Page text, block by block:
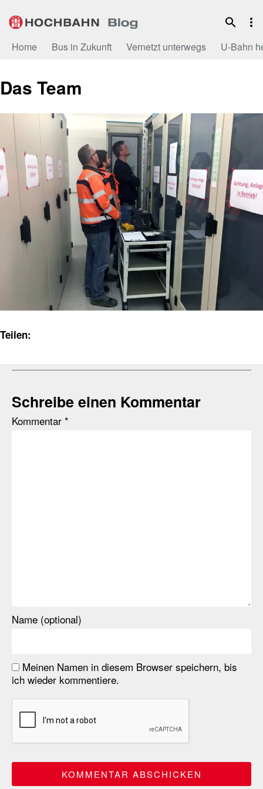
Inhalt
Home Bus in Zukunft Vernetzt unterwegs U-Bahn
Das Team
Teilen:
Schreibe einen Kommentar
Kommentar *
Name (optional)
Meinen Namen in diesem Browser speichern, bis
ich wieder kommentiere.